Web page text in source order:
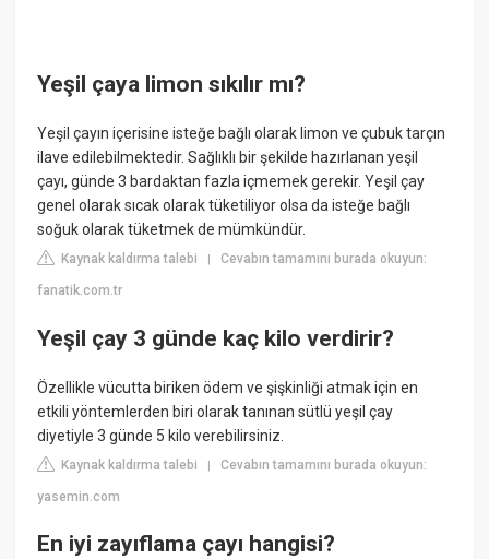
Yeşil çaya limon sıkılır mı?
Yeşil çayın içerisine isteğe bağlı olarak limon ve çubuk tarçın
ilave edilebilmektedir. Sağlıklı bir şekilde hazırlanan yeşil
çayı, günde 3 bardaktan fazla içmemek gerekir. Yeşil çay
genel olarak sıcak olarak tüketiliyor olsa da isteğe bağlı
soğuk olarak tüketmek de mümkündür.
Kaynak kaldırma talebi |Cevabın tamamını burada okuyun:
fanatik.com.tr
Yeşil çay 3 günde kaç kilo verdirir?
Özellikle vücutta biriken ödem ve şişkinliği atmak için en
etkili yöntemlerden biri olarak tanınan sütlü yeşil çay
diyetiyle 3 günde 5 kilo verebilirsiniz.
Kaynak kaldırma talebi |Cevabın tamamını burada okuyun:
yasemin.com
En iyi zayıflama çayı hangisi?